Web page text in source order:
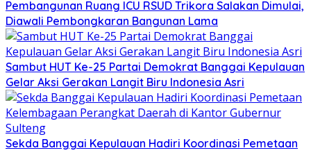
Pembangunan Ruang ICU RSUD Trikora Salakan Dimulai,
Diawali Pembongkaran Bangunan Lama
Sambut HUT Ke-25 Partai Demokrat Banggai Kepulauan
Gelar Aksi Gerakan Langit Biru Indonesia Asri
Sekda Banggai Kepulauan Hadiri Koordinasi Pemetaan